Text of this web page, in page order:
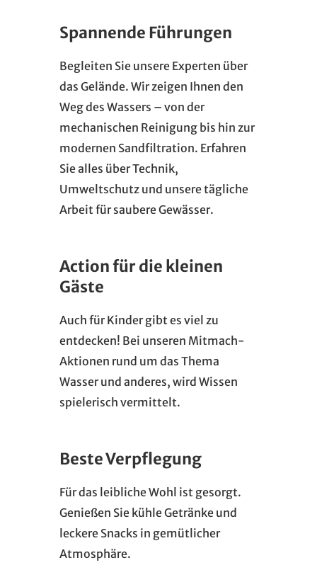
Spannende Führungen
Begleiten Sie unsere Experten über
das Gelände. Wir zeigen Ihnen den
Weg des Wassers – von der
mechanischen Reinigung bis hin zur
modernen Sandfiltration. Erfahren
Sie alles über Technik,
Umweltschutz und unsere tägliche
Arbeit für saubere Gewässer.
Action für die kleinen
Gäste
Auch für Kinder gibt es viel zu
entdecken! Bei unseren Mitmach-
Aktionen rund um das Thema
Wasser und anderes, wird Wissen
spielerisch vermittelt.
Beste Verpflegung
Für das leibliche Wohl ist gesorgt.
Genießen Sie kühle Getränke und
leckere Snacks in gemütlicher
Atmosphäre.